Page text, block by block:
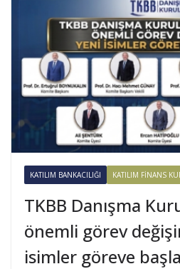
KATILIM BANKACILIĞI KATILIM FINANS
TKBB Danışma
önemli görev
isimler göreve